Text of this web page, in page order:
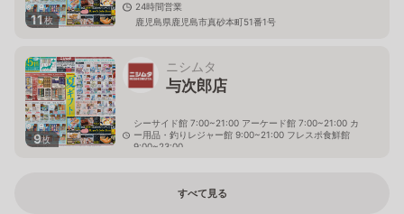
11枚
24時間営業
鹿児島県鹿児島市真砂本町51番1号
9枚
ニシムタ
与次郎店
シーサイド館 7:00~21:00 アーケード館 7:00~21:00 カ
ー用品・釣りレジャー館 9:00~21:00 フレスポ食鮮館
9:00~23:00
すべて見る